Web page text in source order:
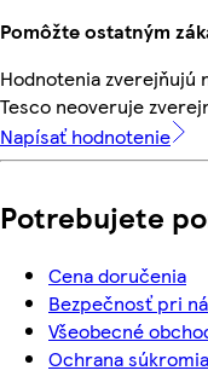
Pomôžte ostatným
Hodnotenia zverejňujú
Tesco neoveruje
Napísať hodnotenie
Potrebujete
Cena doručenia
Bezpečnosť pri
Všeobecné
Ochrana súkromia